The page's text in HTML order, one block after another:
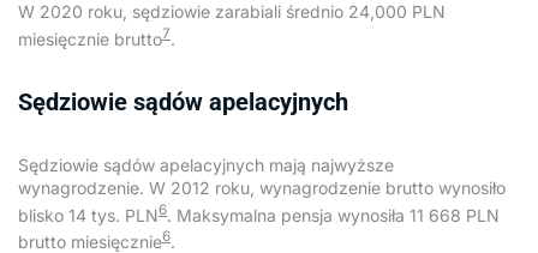
W 2020 roku, sędziowie zarabiali średnio 24,000 PLN
miesięcznie brutto7.
Sędziowie sądów apelacyjnych
Sędziowie sądów apelacyjnych mają najwyższe
wynagrodzenie. W 2012 roku, wynagrodzenie brutto wynosiło
blisko 14 tys. PLN6
. Maksymalna pensja wynosiła 11 668 PLN
brutto miesięcznie6.